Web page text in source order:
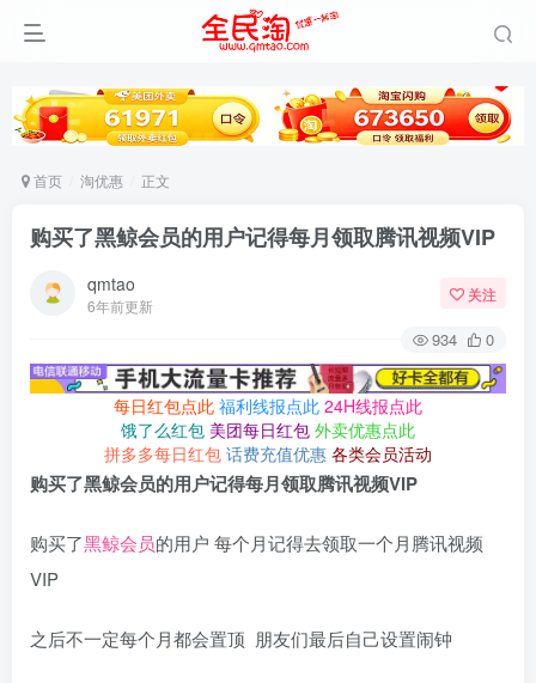
首页 淘优惠 正文
购买了黑鲸会员的用户记得每月领取腾讯视频VIP
qmtao
6年前更新
关注
934 0
每日红包点此 福利线报点此 24H线报点此
饿了么红包 美团每日红包 外卖优惠点此
拼多多每日红包 话费充值优惠 各类会员活动
购买了黑鲸会员的用户记得每月领取腾讯视频VIP
购买了黑鲸会员的用户 每个月记得去领取一个月腾讯视频
VIP
之后不一定每个月都会置顶 朋友们最后自己设置闹钟